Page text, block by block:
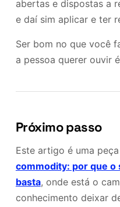
abertas e dispostas a
e daí sim aplicar e ter
Ser bom no que você
a pessoa querer ouvir
Próximo passo
Este artigo é uma
commodity: por que o
basta, onde está o
conhecimento deixar